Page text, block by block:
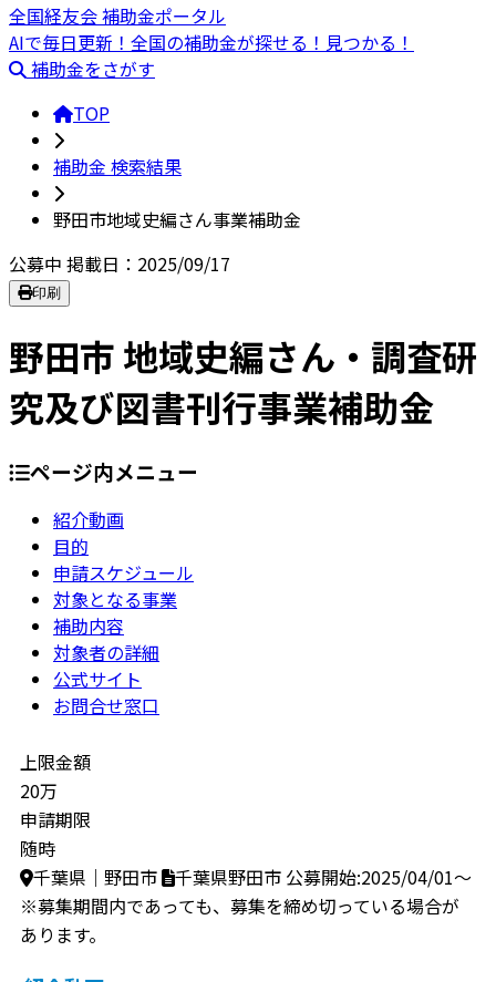
全国経友会 補助金ポータル
AIで毎日更新！全国の補助金が探せる！見つかる！
補助金をさがす
TOP
補助金 検索結果
野田市地域史編さん事業補助金
公募中 掲載日：2025/09/17
印刷
野田市 地域史編さん・調査研
究及び図書刊行事業補助金
ページ内メニュー
紹介動画
目的
申請スケジュール
対象となる事業
補助内容
対象者の詳細
公式サイト
お問合せ窓口
上限金額
20万
申請期限
随時
千葉県｜野田市
千葉県野田市 公募開始:2025/04/01～
※募集期間内であっても、募集を締め切っている場合が
あります。